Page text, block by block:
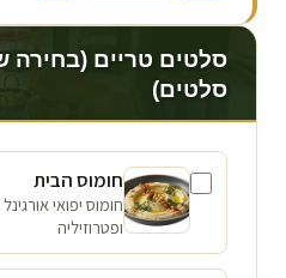
סלטים טריים (בחירה
סלטים)
חומוס הבית
חומוס יפואי
ופטרוזיליה